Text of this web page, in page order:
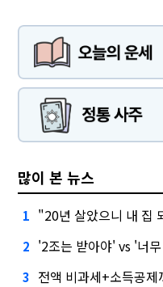
많이 본 뉴스
1 "20년 살았으니 내 집
2 '2조는 받아야' vs '너
3 전액 비과세+소득공